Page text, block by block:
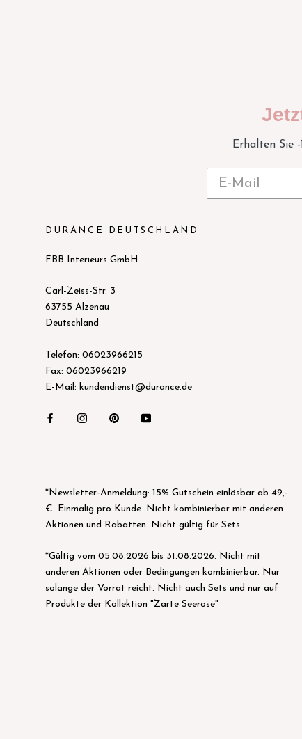
Erhalten Sie
DURANCE DEUTSCHLAND
FBB Interieurs GmbH
Carl-Zeiss-Str. 3
63755 Alzenau
Deutschland
Telefon: 06023966215
Fax: 06023966219
E-Mail: kundendienst@durance.de
*Newsletter-Anmeldung: 15% Gutschein einlösbar ab 49,-
€. Einmalig pro Kunde. Nicht kombinierbar mit anderen
Aktionen und Rabatten. Nicht gültig für Sets.
*Gültig vom 05.08.2026 bis 31.08.2026. Nicht mit
anderen Aktionen oder Bedingungen kombinierbar. Nur
solange der Vorrat reicht. Nicht auch Sets und nur auf
Produkte der Kollektion "Zarte Seerose"